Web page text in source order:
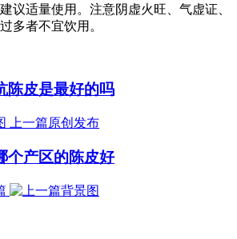
议适量使用。注意阴虚火旺、气虚证、
多者不宜饮用。
陈皮是最好的吗
上一篇原创发布
个产区的陈皮好